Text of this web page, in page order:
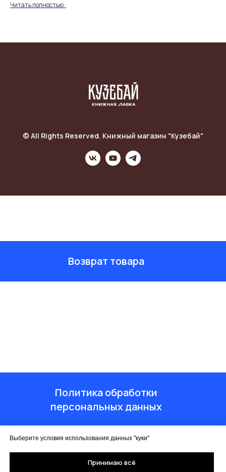
Выберите условия использования данных "куки"
Принимаю всё
Читать полностью :
© All Rights Reserved. Книжный магазин "Кузебай"
Возврат товара
Политика обработки
персональных данных